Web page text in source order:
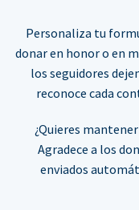
Personaliza tu
donar en honor o en
los seguidores
reconoce cada
¿Quieres
Agradece a los
enviados